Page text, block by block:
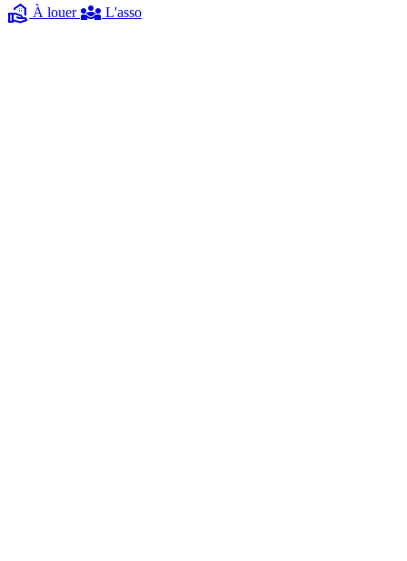
real_estate_agent À louer diversity_3 L'asso